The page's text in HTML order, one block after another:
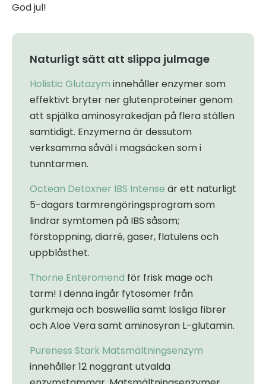
God jul!
Naturligt sätt att slippa julmage
Holistic Glutazym innehåller enzymer som
effektivt bryter ner glutenproteiner genom
att spjälka aminosyrakedjan på flera ställen
samtidigt. Enzymerna är dessutom
verksamma såväl i magsäcken som i
tunntarmen.
Octean Detoxner IBS Intense är ett naturligt
5-dagars tarmrengöringsprogram som
lindrar symtomen på IBS såsom;
förstoppning, diarré, gaser, flatulens och
uppblåsthet.
Thorne Enteromend för frisk mage och
tarm! I denna ingår fytosomer från
gurkmeja och boswellia samt lösliga fibrer
och Aloe Vera samt aminosyran L-glutamin.
Pureness Stark Matsmältningsenzym
innehåller 12 noggrant utvalda